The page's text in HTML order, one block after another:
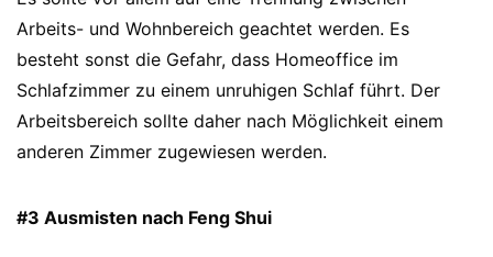
Arbeits- und Wohnbereich geachtet werden. Es
besteht sonst die Gefahr, dass Homeoffice im
Schlafzimmer zu einem unruhigen Schlaf führt. Der
Arbeitsbereich sollte daher nach Möglichkeit einem
anderen Zimmer zugewiesen werden.
#3 Ausmisten nach Feng Shui